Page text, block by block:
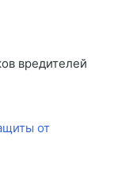
вредителей
от